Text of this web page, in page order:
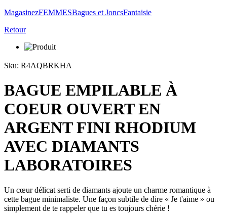
MagasinezFEMMESBagues et JoncsFantaisie
Retour
Sku: R4AQBRKHA
BAGUE EMPILABLE À
COEUR OUVERT EN
ARGENT FINI RHODIUM
AVEC DIAMANTS
LABORATOIRES
Un cœur délicat serti de diamants ajoute un charme romantique à
cette bague minimaliste. Une façon subtile de dire « Je t'aime » ou
simplement de te rappeler que tu es toujours chérie !